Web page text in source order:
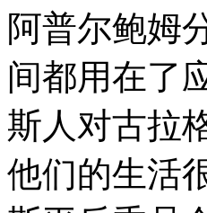
阿普尔鲍姆
间都用在了
斯人对古拉
他们的生活